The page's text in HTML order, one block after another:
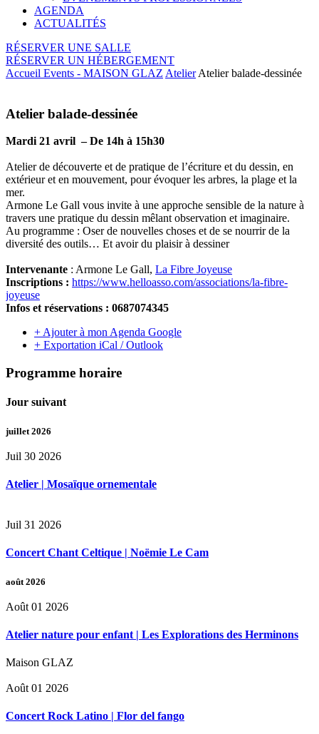
AGENDA
ACTUALITÉS
RÉSERVER UNE SALLE
RÉSERVER UN HÉBERGEMENT
Accueil Events - MAISON GLAZ Atelier Atelier balade-dessinée
Atelier balade-dessinée
Mardi 21 avril – De 14h à 15h30
Atelier de découverte et de pratique de l’écriture et du dessin, en
extérieur et en mouvement, pour évoquer les arbres, la plage et la
mer.
Armone Le Gall vous invite à une approche sensible de la nature à
travers une pratique du dessin mêlant observation et imaginaire.
Au programme : Oser de nouvelles choses et de se nourrir de la
diversité des outils… Et avoir du plaisir à dessiner
Intervenante : Armone Le Gall, La Fibre Joyeuse
Inscriptions : https://www.helloasso.com/associations/la-fibre-
joyeuse
Infos et réservations : 0687074345
+ Ajouter à mon Agenda Google
+ Exportation iCal / Outlook
Programme horaire
Jour suivant
juillet 2026
Juil 30 2026
Atelier | Mosaïque ornementale
Juil 31 2026
Concert Chant Celtique | Noëmie Le Cam
août 2026
Août 01 2026
Atelier nature pour enfant | Les Explorations des Herminons
Maison GLAZ
Août 01 2026
Concert Rock Latino | Flor del fango